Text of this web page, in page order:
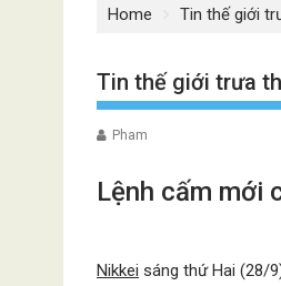
Home Tin thế giới
Tin thế giới trưa
Pham
Lệnh cấm mới
Nikkei sáng thứ Hai (28/